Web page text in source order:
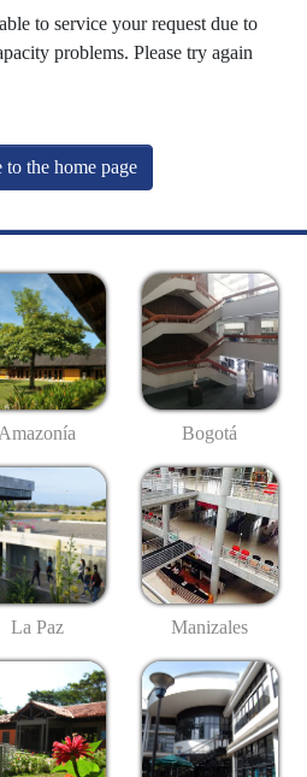
to service your request due to
problems. Please try again
to the home page
Amazonía Bogotá
La Paz Manizales